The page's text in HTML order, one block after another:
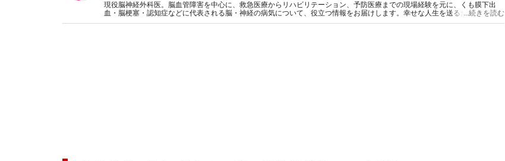
現役脳神経外科医。脳血管障害を中心に、救急医療からリハビリテーション、予防医療までの現場経験を元に、くも膜下出
血・脳梗塞・認知症などに代表される脳・神経の病気について、役立つ情報をお届けします。幸せな人生を送るために、どう
ぞご利用下さい。
...続きを読む